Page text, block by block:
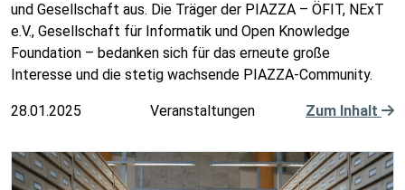
und Gesellschaft aus. Die Träger der PIAZZA – ÖFIT, NExT
e.V., Gesellschaft für Informatik und Open Knowledge
Foundation – bedanken sich für das erneute große
Interesse und die stetig wachsende PIAZZA-Community.
28.01.2025 Veranstaltungen Zum Inhalt